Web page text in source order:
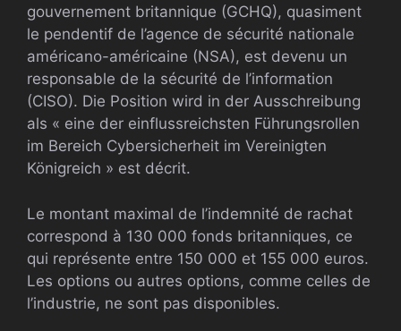
gouvernement britannique (GCHQ), quasiment
le pendentif de l’agence de sécurité nationale
américano-américaine (NSA), est devenu un
responsable de la sécurité de l’information
(CISO). Die Position wird in der Ausschreibung
als « eine der einflussreichsten Führungsrollen
im Bereich Cybersicherheit im Vereinigten
Königreich » est décrit.
Le montant maximal de l’indemnité de rachat
correspond à 130 000 fonds britanniques, ce
qui représente entre 150 000 et 155 000 euros.
Les options ou autres options, comme celles de
l’industrie, ne sont pas disponibles.